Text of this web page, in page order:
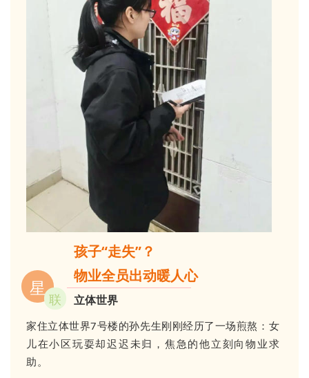
星
联
孩子“走失”？
物业全员出动暖人心
立体世界
家住立体世界7号楼的孙先生刚刚经历了一场煎熬：女
儿在小区玩耍却迟迟未归，焦急的他立刻向物业求
助。